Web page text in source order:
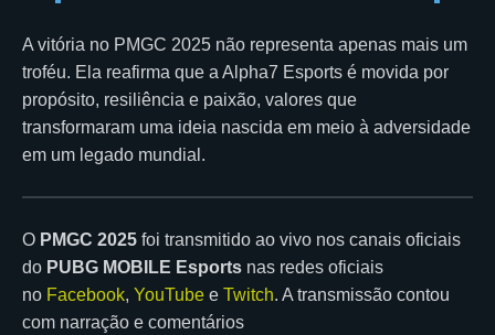
A vitória no PMGC 2025 não representa apenas mais um
troféu. Ela reafirma que a Alpha7 Esports é movida por
propósito, resiliência e paixão, valores que
transformaram uma ideia nascida em meio à adversidade
em um legado mundial.
O PMGC 2025 foi transmitido ao vivo nos canais oficiais
do PUBG MOBILE Esports nas redes oficiais
no Facebook, YouTube e Twitch. A transmissão contou
com narração e comentários